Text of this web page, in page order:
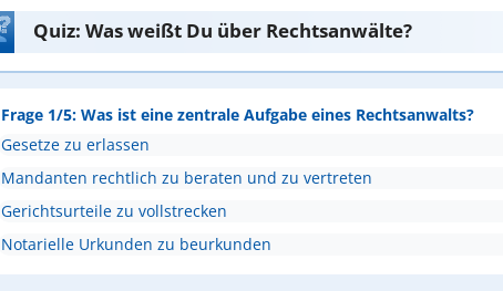
Quiz: Was weißt Du über Rechtsanwälte?
Frage 1/5: Was ist eine zentrale Aufgabe eines Rechtsanwalts?
Gesetze zu erlassen
Mandanten rechtlich zu beraten und zu vertreten
Gerichtsurteile zu vollstrecken
Notarielle Urkunden zu beurkunden